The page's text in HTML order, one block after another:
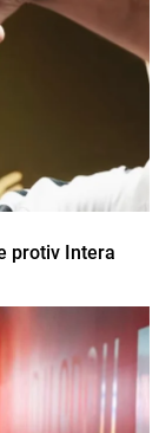
protiv Intera